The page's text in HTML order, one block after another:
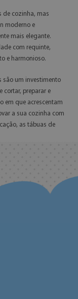
de cozinha, mas
moderno e
mais elegante.
com requinte,
e harmonioso.
são um investimento
cortar, preparar e
em que acrescentam
a sua cozinha com
as tábuas de